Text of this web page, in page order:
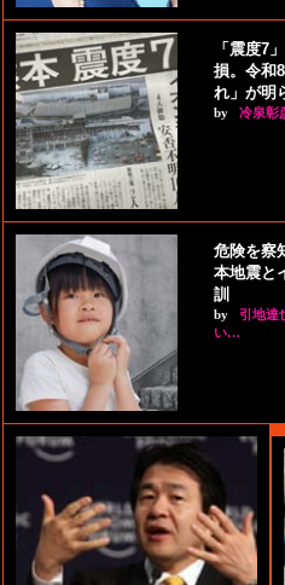
「震度7
損。令和
れ」が明
by 冷泉彰
危険を察
本地震と
訓
by
引地達
い…